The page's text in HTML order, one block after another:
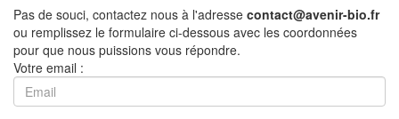
Pas de souci, contactez nous à l'adresse contact@avenir-bio.fr
ou remplissez le formulaire ci-dessous avec les coordonnées
pour que nous puissions vous répondre.
Votre email :